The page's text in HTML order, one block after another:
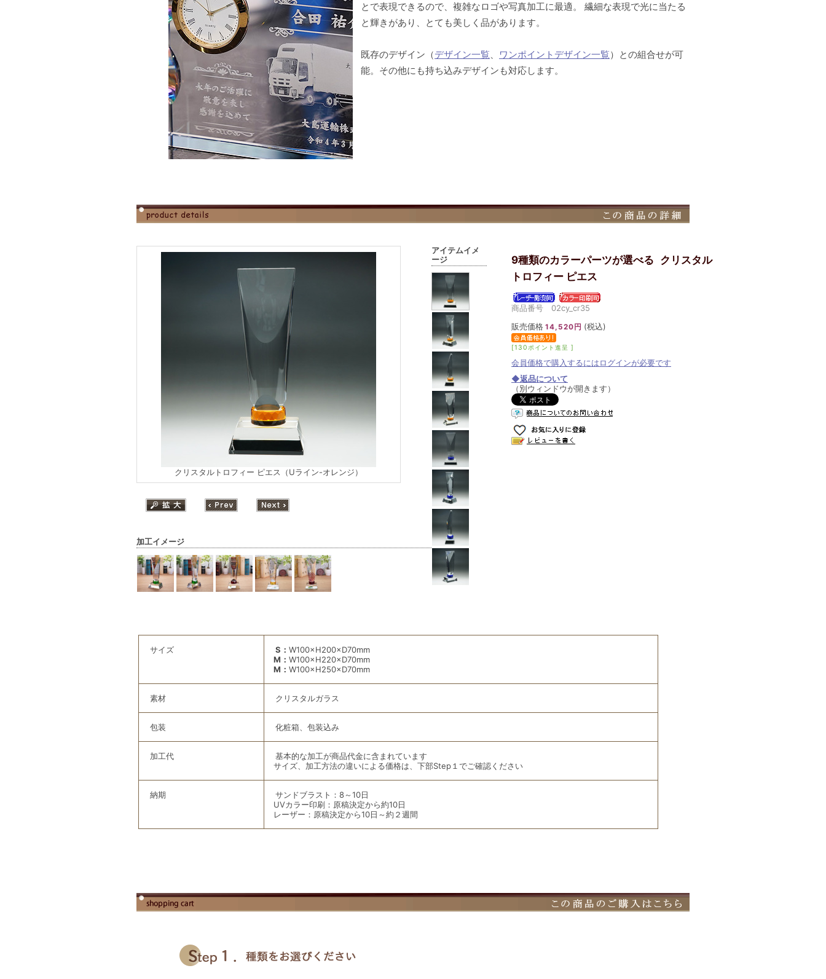
とで表現できるので、複雑なロゴや写真加工に最適。 繊細な表現で光に当たる
と輝きがあり、とても美しく品があります。
既存のデザイン（デザイン一覧、 ワンポイントデザイン一覧）との組合せが可
能。その他にも持ち込みデザインも対応します。
9種類のカラーパーツが選べる クリスタル
トロフィー ピエス
商品番号 02cy_cr35
販売価格 14,520円 (税込)
[130ポイント進呈 ]
会員価格で購入するにはログインが必要です
◆返品について
（別ウィンドウが開きます）
アイテムイメ
ージ
クリスタルトロフィー ピエス（Uライン-オレンジ）
加工イメージ
サイズ S： W100×H200×D70mm
M： W100×H220×D70mm
M： W100×H250×D70mm
素材 クリスタルガラス
包装 化粧箱、包装込み
加工代
基本的な加工が商品代金に含まれています
サイズ、加工方法の違いによる価格は、下部Step１でご確認ください
納期
サンドブラスト：8～10日
UVカラー印刷：原稿決定から約10日
レーザー：原稿決定から10日～約２週間